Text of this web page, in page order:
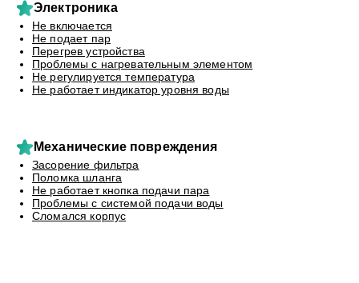
Электроника
Не включается
Не подает пар
Перегрев устройства
Проблемы с нагревательным элементом
Не регулируется температура
Не работает индикатор уровня воды
Механические повреждения
Засорение фильтра
Поломка шланга
Не работает кнопка подачи пара
Проблемы с системой подачи воды
Сломался корпус